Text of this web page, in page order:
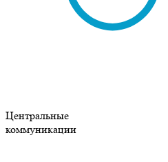
Центральные
коммуникации